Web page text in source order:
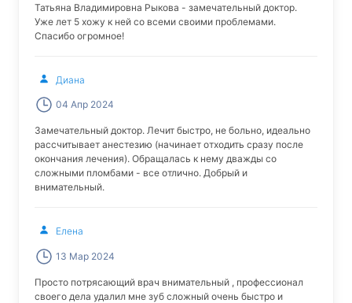
Татьяна Владимировна Рыкова - замечательный доктор.
Уже лет 5 хожу к ней со всеми своими проблемами.
Спасибо огромное!
Диана
04 Апр 2024
Замечательный доктор. Лечит быстро, не больно, идеально
рассчитывает анестезию (начинает отходить сразу после
окончания лечения). Обращалась к нему дважды со
сложными пломбами - все отлично. Добрый и
внимательный.
Елена
13 Мар 2024
Просто потрясающий врач внимательный , профессионал
своего дела удалил мне зуб сложный очень быстро и